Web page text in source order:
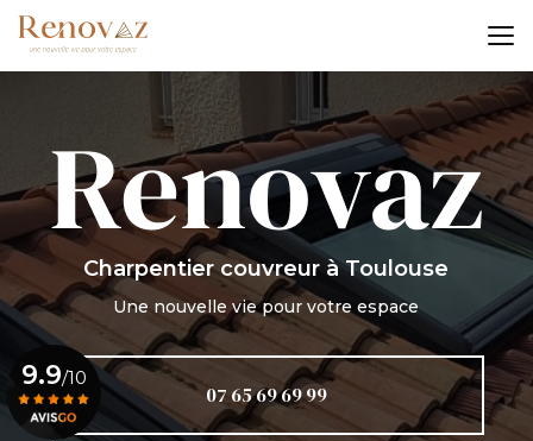
Aller
au
contenu
principal
Charpentier couvreur à Toulouse
Une nouvelle vie pour votre espace
07 65 69 69 99
9.9/10